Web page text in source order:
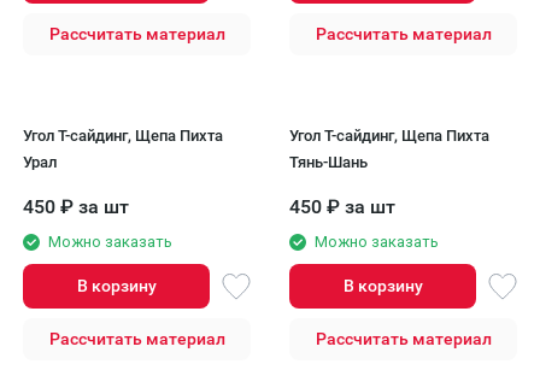
Рассчитать материал Рассчитать материал
Угол Т-сайдинг, Щепа Пихта
Урал
450 ₽ за шт
Можно заказать
В корзину
Рассчитать материал
Угол Т-сайдинг, Щепа Пихта
Тянь-Шань
450 ₽ за шт
Можно заказать
В корзину
Рассчитать материал